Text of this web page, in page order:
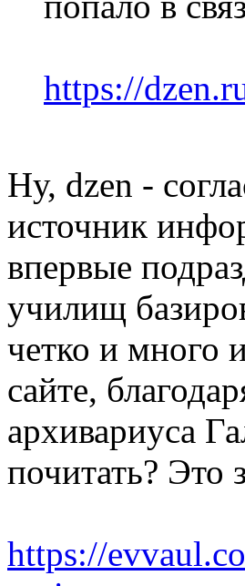
https://
Ну, dzen -
источник
впервые
училищ
четко и много
сайте,
архивариуса
почитать? Это
https://